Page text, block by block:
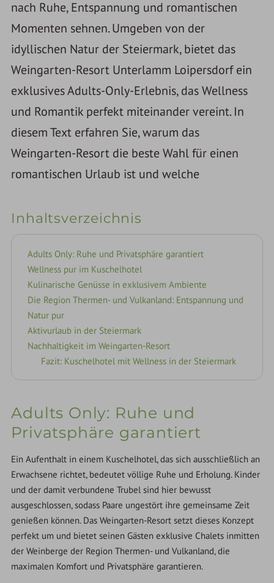
nach Ruhe, Entspannung und romantischen
Momenten sehnen. Umgeben von der
idyllischen Natur der Steiermark, bietet das
Weingarten-Resort Unterlamm Loipersdorf ein
exklusives Adults-Only-Erlebnis, das Wellness
und Romantik perfekt miteinander vereint. In
diesem Text erfahren Sie, warum das
Weingarten-Resort die beste Wahl für einen
romantischen Urlaub ist und welche
Inhaltsverzeichnis
Adults Only: Ruhe und Privatsphäre garantiert
Wellness pur im Kuschelhotel
Kulinarische Genüsse in exklusivem Ambiente
Die Region Thermen- und Vulkanland: Entspannung und
Natur pur
Aktivurlaub in der Steiermark
Nachhaltigkeit im Weingarten-Resort
Fazit: Kuschelhotel mit Wellness in der Steiermark
Adults Only: Ruhe und
Privatsphäre garantiert
Ein Aufenthalt in einem Kuschelhotel, das sich ausschließlich an
Erwachsene richtet, bedeutet völlige Ruhe und Erholung. Kinder
und der damit verbundene Trubel sind hier bewusst
ausgeschlossen, sodass Paare ungestört ihre gemeinsame Zeit
genießen können. Das Weingarten-Resort setzt dieses Konzept
perfekt um und bietet seinen Gästen exklusive Chalets inmitten
der Weinberge der Region Thermen- und Vulkanland, die
maximalen Komfort und Privatsphäre garantieren.